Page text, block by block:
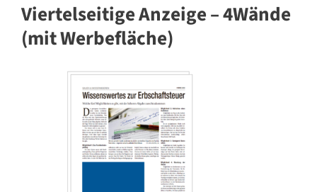
Onlinewerbung
Viertelseitige Anzeige – 4Wände
(mit Werbefläche)